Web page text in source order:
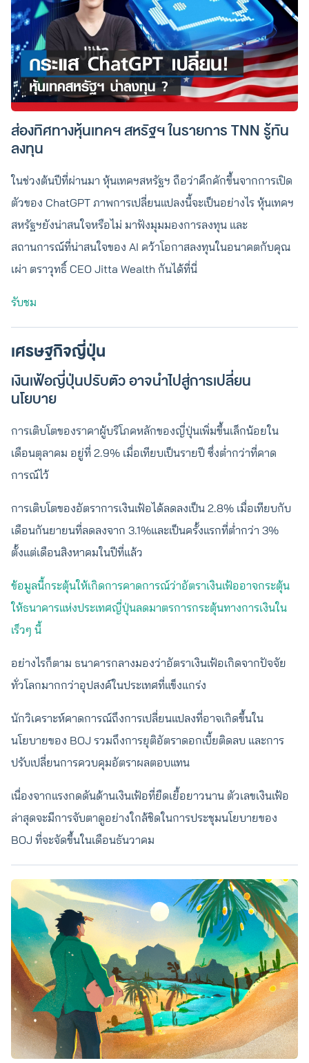
ส่องทิศทางหุ้นเทคฯ สหรัฐฯ ในรายการ TNN รู้ทัน
ลงทุน
ในช่วงต้นปีที่ผ่านมา หุ้นเทคฯสหรัฐฯ ถือว่าคึกคักขึ้นจากการเปิด
ตัวของ ChatGPT ภาพการเปลี่ยนแปลงนี้จะเป็นอย่างไร หุ้นเทคฯ
สหรัฐฯยังน่าสนใจหรือไม่ มาฟังมุมมองการลงทุน และ
สถานการณ์ที่น่าสนใจของ AI คว้าโอกาสลงทุนในอนาคตกับคุณ
เผ่า ตราวุทธิ์ CEO Jitta Wealth กันได้ที่นี่
รับชม
เศรษฐกิจญี่ปุ่น
เงินเฟ้อญี่ปุ่นปรับตัว อาจนำไปสู่การเปลี่ยน
นโยบาย
การเติบโตของราคาผู้บริโภคหลักของญี่ปุ่นเพิ่มขึ้นเล็กน้อยใน
เดือนตุลาคม อยู่ที่ 2.9% เมื่อเทียบเป็นรายปี ซึ่งต่ำกว่าที่คาด
การณ์ไว้
การเติบโตของอัตราการเงินเฟ้อได้ลดลงเป็น 2.8% เมื่อเทียบกับ
เดือนกันยายนที่ลดลงจาก 3.1%และเป็นครั้งแรกที่ต่ำกว่า 3%
ตั้งแต่เดือนสิงหาคมในปีที่แล้ว
ข้อมูลนี้กระตุ้นให้เกิดการคาดการณ์ว่าอัตราเงินเฟ้ออาจกระตุ้น
ให้ธนาคารแห่งประเทศญี่ปุ่นลดมาตรการกระตุ้นทางการเงินใน
เร็วๆ นี้
อย่างไรก็ตาม ธนาคารกลางมองว่าอัตราเงินเฟ้อเกิดจากปัจจัย
ทั่วโลกมากกว่าอุปสงค์ในประเทศที่แข็งแกร่ง
นักวิเคราะห์คาดการณ์ถึงการเปลี่ยนแปลงที่อาจเกิดขึ้นใน
นโยบายของ BOJ รวมถึงการยุติอัตราดอกเบี้ยติดลบ และการ
ปรับเปลี่ยนการควบคุมอัตราผลตอบแทน
เนื่องจากแรงกดดันด้านเงินเฟ้อที่ยืดเยื้อยาวนาน ตัวเลขเงินเฟ้อ
ล่าสุดจะมีการจับตาดูอย่างใกล้ชิดในการประชุมนโยบายของ
BOJ ที่จะจัดขึ้นในเดือนธันวาคม